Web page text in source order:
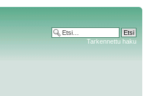
Tarkennettu haku